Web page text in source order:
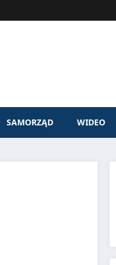
SAMORZĄD WIDEO